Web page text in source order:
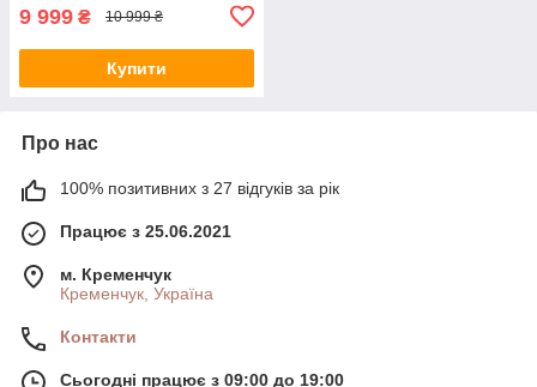
9 999 ₴ 10 999 ₴
Купити
Про нас
100% позитивних з 27 відгуків за рік
Працює з 25.06.2021
м. Кременчук
Кременчук, Україна
Контакти
Сьогодні працює з 09:00 до 19:00